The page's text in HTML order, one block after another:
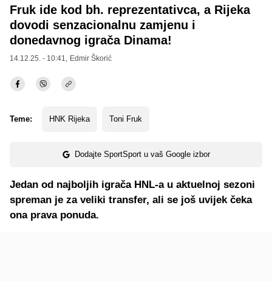
Fruk ide kod bh. reprezentativca, a Rijeka
dovodi senzacionalnu zamjenu i
donedavnog igrača Dinama!
14.12.25. - 10:41, Edmir Škorić
Teme: HNK Rijeka Toni Fruk
Dodajte SportSport u vaš Google izbor
Jedan od najboljih igrača HNL-a u aktuelnoj sezoni
spreman je za veliki transfer, ali se još uvijek čeka
ona prava ponuda.